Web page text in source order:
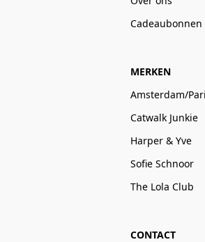
Cadeaubonnen
MERKEN
Amsterdam/
Catwalk Junkie
Harper & Yve
Sofie Schnoor
The Lola Club
CONTACT